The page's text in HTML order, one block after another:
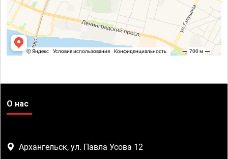
О нас
Архангельск, ул. Павла Усова 12